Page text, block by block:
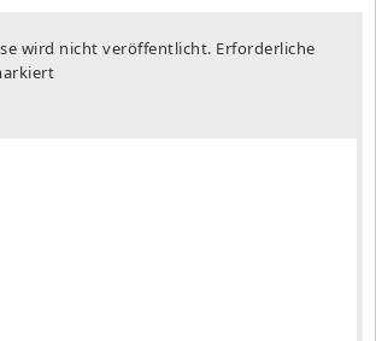
wird nicht veröffentlicht. Erforderliche